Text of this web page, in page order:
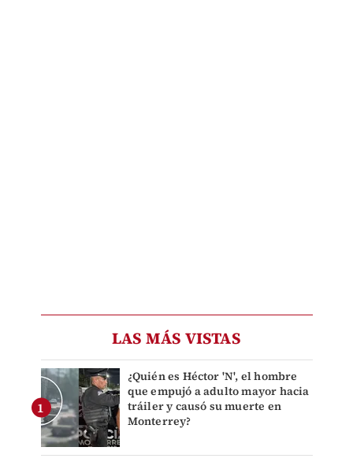
LAS MÁS VISTAS
¿Quién es Héctor 'N', el hombre
que empujó a adulto mayor hacia
tráiler y causó su muerte en
Monterrey?